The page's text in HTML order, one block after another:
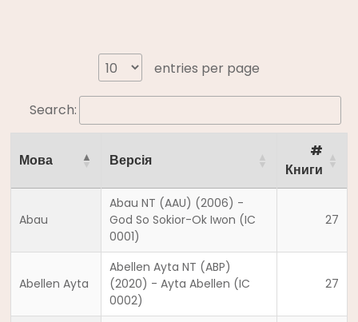
entries per page
Search:
Мова Версія
#
Книги
Abau
Abau NT (AAU) (2006) -
God So Sokior-Ok Iwon (IC
0001)
27
Abellen Ayta
Abellen Ayta NT (ABP)
(2020) - Ayta Abellen (IC
0002)
27